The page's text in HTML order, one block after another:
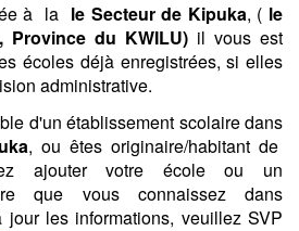
à la le Secteur de Kipuka, ( le
Province du KWILU) il vous est
écoles déjà enregistrées, si elles
administrative.
d'un établissement scolaire dans
, ou êtes originaire/habitant de
ajouter votre école ou un
que vous connaissez dans
jour les informations, veuillez SVP